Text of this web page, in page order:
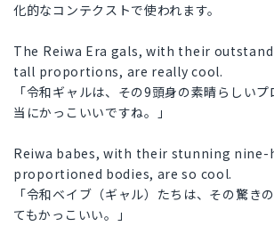
化的なコンテクストで使われます。
The Reiwa Era gals, with their
tall proportions, are really cool.
「令和ギャルは、その9頭身の素晴らしい
当にかっこいいですね。」
Reiwa babes, with their stunning nine-
proportioned bodies, are so cool.
「令和ベイブ（ギャル）たちは、その驚き
てもかっこいい。」